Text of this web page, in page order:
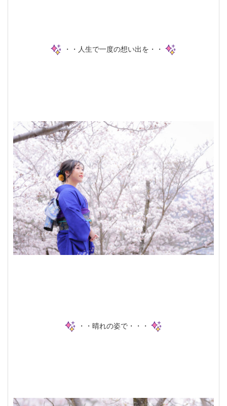
・・人生で一度の想い出を・・
・・晴れの姿で・・・